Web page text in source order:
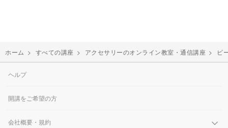
ホーム > すべての講座 > アクセサリーのオンライン教室・通信講座 > ビ
ヘルプ
開講をご希望の方
会社概要・規約